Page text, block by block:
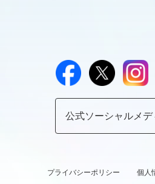
公式ソーシャルメデ
プライバシーポリシー 個人